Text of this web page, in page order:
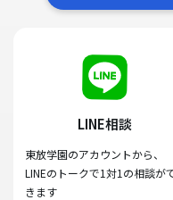
LINE相談
東放学園のアカウントから、
LINEのトークで1対1の相談が
きます